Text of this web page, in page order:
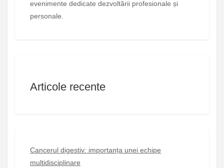
evenimente dedicate dezvoltării profesionale și
personale.
Articole recente
Cancerul digestiv: importanța unei echipe
multidisciplinare